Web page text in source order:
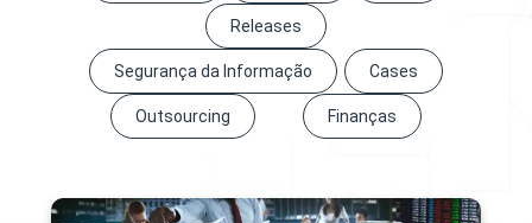
Releases
Segurança da Informação Cases
Outsourcing Finanças